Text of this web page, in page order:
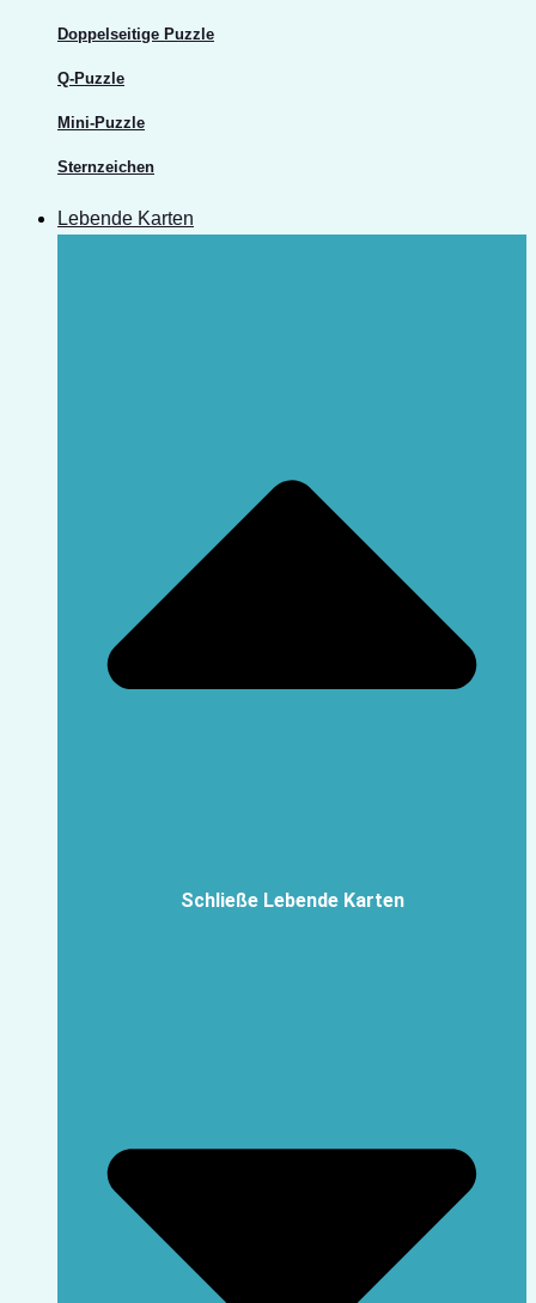
Doppelseitige Puzzle
Q-Puzzle
Mini-Puzzle
Sternzeichen
Lebende Karten
Schließe Lebende Karten